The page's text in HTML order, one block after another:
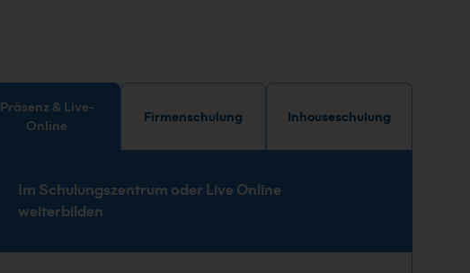
Präsenz & Live-
Online
Firmenschulung Inhouseschulung
Im Schulungszentrum oder Live Online
weiterbilden